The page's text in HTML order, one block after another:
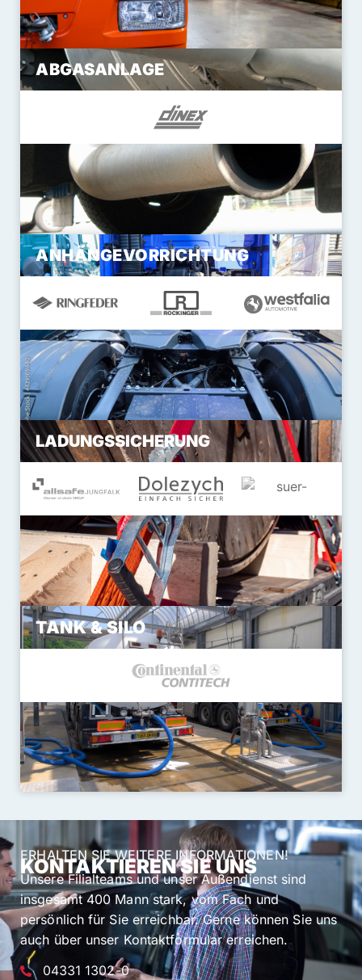
ABGASANLAGE
ANHÄNGEVORRICHTUNG
LADUNGSSICHERUNG
TANK & SILO
ERHALTEN SIE WEITERE INFORMATIONEN!
KONTAKTIEREN SIE UNS
Unsere Filialteams und unser Außendienst sind
insgesamt 400 Mann stark, vom Fach und
persönlich für Sie erreichbar. Gerne können Sie uns
auch über unser Kontaktformular erreichen.
04331 1302-0